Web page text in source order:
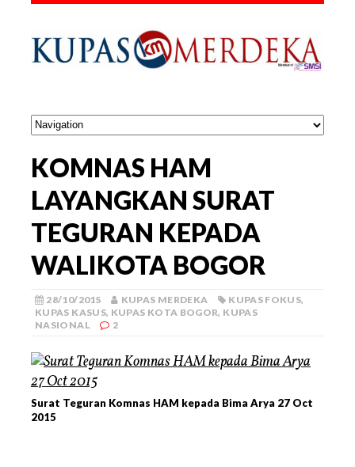
KOMNAS HAM
LAYANGKAN SURAT
TEGURAN KEPADA
WALIKOTA BOGOR
28/10/2015 KUPAS MERDEKA KUPAS FOKUS,
KUPAS KASUS, KUPAS KOTA BOGOR, KUPAS
NASIONAL
2
Surat Teguran Komnas HAM kepada Bima Arya 27 Oct
2015